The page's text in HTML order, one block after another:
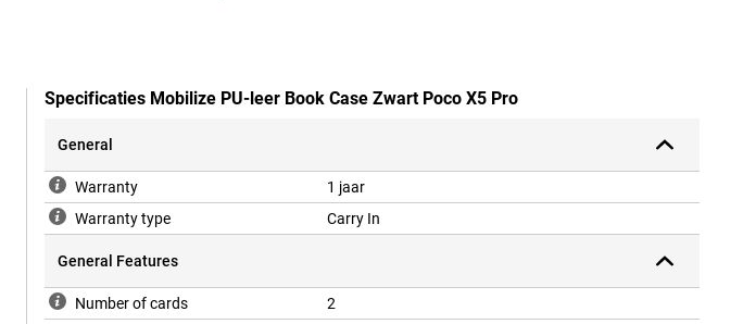
Specificaties Mobilize PU-leer Book Case Zwart Poco X5 Pro
General
Warranty
1 jaar
Warranty type
Carry In
General Features
Number of cards
2